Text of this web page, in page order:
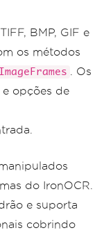
BMP, GIF e
os métodos
. Os
opções de
do IronOCR.
e suporta
cobrindo